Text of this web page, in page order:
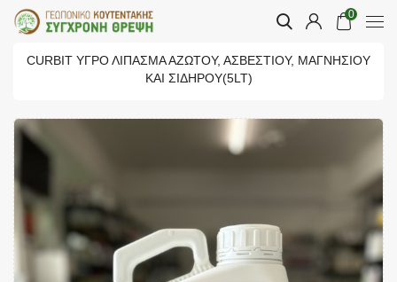
0
CURBIT ΥΓΡΌ ΛΊΠΑΣΜΑ ΑΖΏΤΟΥ, ΑΣΒΕΣΤΊΟΥ, ΜΑΓΝΗΣΊΟΥ
ΚΑΙ ΣΙΔΉΡΟΥ(5LT)